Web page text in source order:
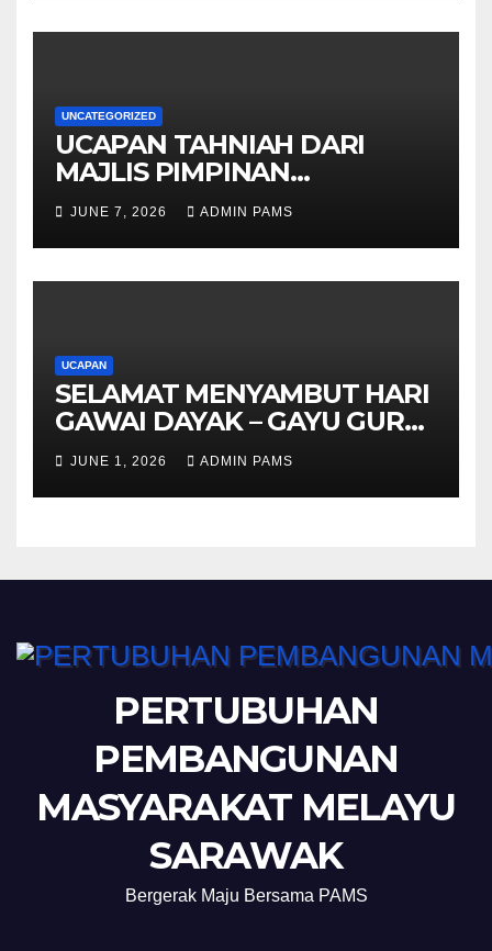
UNCATEGORIZED
UCAPAN TAHNIAH DARI
MAJLIS PIMPINAN
TERTINGGI PAMS DAN
SELURUH WARGA
JUNE 7, 2026 ADMIN PAMS
UCAPAN
SELAMAT MENYAMBUT HARI
GAWAI DAYAK – GAYU GURU
GERAI NYAMAI
JUNE 1, 2026 ADMIN PAMS
PERTUBUHAN
PEMBANGUNAN
MASYARAKAT MELAYU
SARAWAK
Bergerak Maju Bersama PAMS